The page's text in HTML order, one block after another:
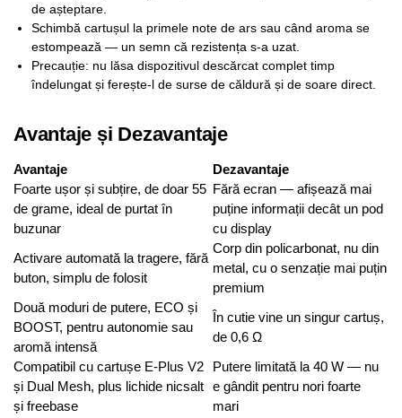
de așteptare.
Schimbă cartușul la primele note de ars sau când aroma se
estompează — un semn că rezistența s-a uzat.
Precauție: nu lăsa dispozitivul descărcat complet timp
îndelungat și ferește-l de surse de căldură și de soare direct.
Avantaje și Dezavantaje
Avantaje
Dezavantaje
Foarte ușor și subțire, de doar 55
de grame, ideal de purtat în
buzunar
Fără ecran — afișează mai
puține informații decât un pod
cu display
Activare automată la tragere, fără
buton, simplu de folosit
Corp din policarbonat, nu din
metal, cu o senzație mai puțin
premium
Două moduri de putere, ECO și
BOOST, pentru autonomie sau
aromă intensă
În cutie vine un singur cartuș,
de 0,6 Ω
Compatibil cu cartușe E-Plus V2
și Dual Mesh, plus lichide nicsalt
și freebase
Putere limitată la 40 W — nu
e gândit pentru nori foarte
mari